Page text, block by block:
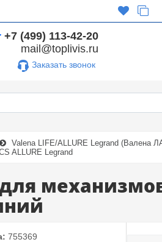
+7 (499) 113-42-20
mail@toplivis.ru
Заказать звонок
Valena LIFE/ALLURE Legrand
ALLURE Legrand
механизмов
755369